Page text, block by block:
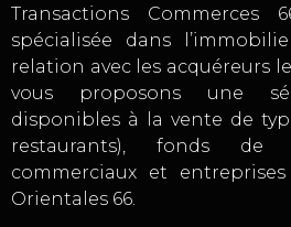
Transactions Commerces
spécialisée dans
relation avec les acquéreurs
vous proposons une
disponibles à la vente de
restaurants), fonds de
commerciaux et
Orientales 66.